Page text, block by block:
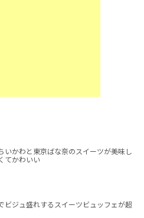
いかわと東京ばな奈のスイーツが美味し
てかわいい
ビジュ盛れするスイーツビュッフェが超